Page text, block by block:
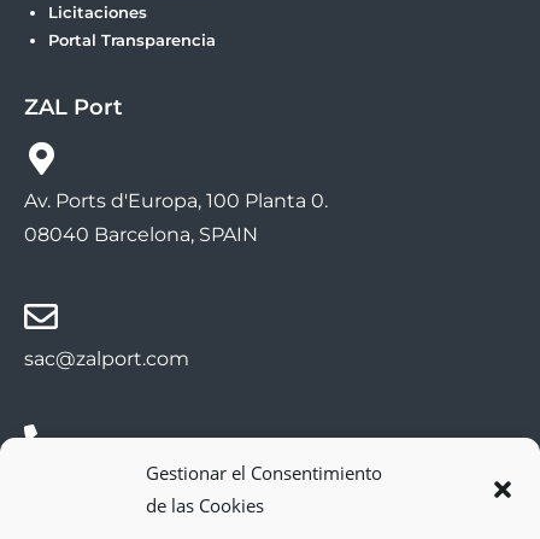
Gestionar el Consentimiento
de las Cookies
Licitaciones
Portal Transparencia
ZAL Port
Av. Ports d'Europa, 100 Planta 0.
08040 Barcelona, SPAIN
sac@zalport.com
(+34) 93 552 58 26